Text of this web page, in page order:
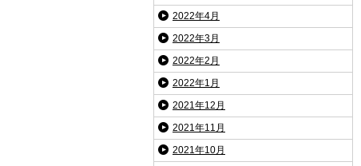
2022年4月
2022年3月
2022年2月
2022年1月
2021年12月
2021年11月
2021年10月